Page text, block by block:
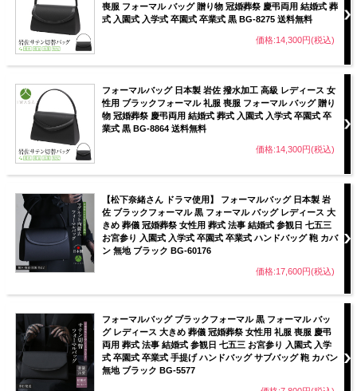
喪服 フォーマル バッグ 贈り物 冠婚葬祭 慶弔両用 結婚式 葬
式 入園式 入学式 卒園式 卒業式 黒 BG-8275 送料無料
価格:14,300円(税込)
フォーマルバッグ 日本製 岩佐 撥水加工 高級 レディース 女
性用 ブラックフォーマル 礼服 喪服 フォーマル バッグ 贈り
物 冠婚葬祭 慶弔両用 結婚式 葬式 入園式 入学式 卒園式 卒
業式 黒 BG-8864 送料無料
価格:14,300円(税込)
【松下奈緒さん ドラマ使用】 フォーマルバッグ 日本製 岩
佐 ブラックフォーマル 黒 フォーマル バッグ レディース 大
きめ 葬儀 冠婚葬祭 女性用 葬式 法事 結婚式 参観日 七五三
お宮参り 入園式 入学式 卒園式 卒業式 ハンドバッグ 鞄 カバ
ン 無地 ブラック BG-60176
価格:17,600円(税込)
フォーマルバッグ ブラックフォーマル 黒 フォーマル バッ
グ レディース 大きめ 葬儀 冠婚葬祭 女性用 礼服 喪服 慶弔
両用 葬式 法事 結婚式 参観日 七五三 お宮参り 入園式 入学
式 卒園式 卒業式 手提げ ハンドバッグ サブバッグ 鞄 カバン
無地 ブラック BG-5577